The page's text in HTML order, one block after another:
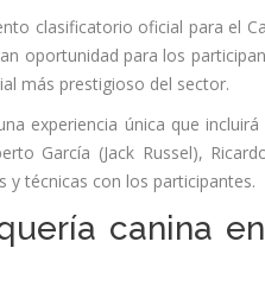
clasificatorio oficial para el
oportunidad para los
más prestigioso del sector.
experiencia única que
García (Jack Russel),
y técnicas con los participantes.
canina